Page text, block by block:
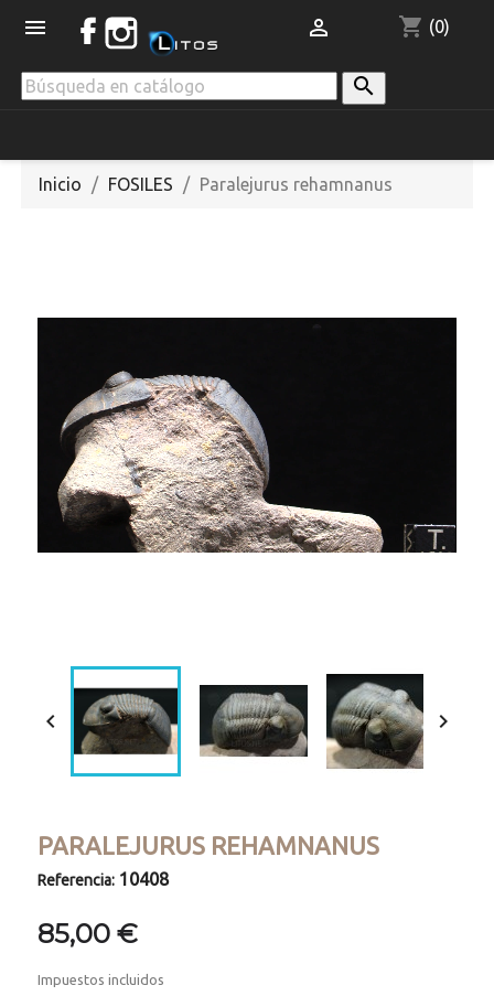
 shopping_cart (0)


Inicio FOSILES Paralejurus rehamnanus
 
PARALEJURUS REHAMNANUS
Referencia: 10408
85,00 €
Impuestos incluidos